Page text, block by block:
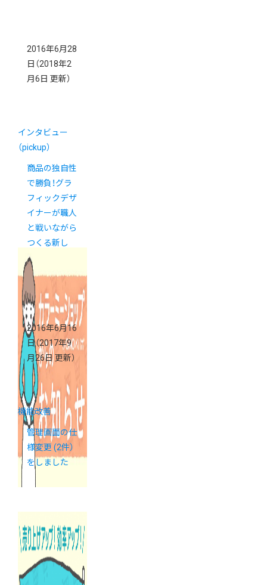
2016年6月28
日 （2018年2
月6日 更新）
インタビュー
（pickup）
商品の独自性
で勝負！グラ
フィックデザ
イナーが職人
と戦いながら
つくる新し
い”野菜菓
子”の誕生秘
話。
2016年6月16
日（2017年9
月26日 更新）
機能改善
管理画面の仕
様変更 (2件）
をしました